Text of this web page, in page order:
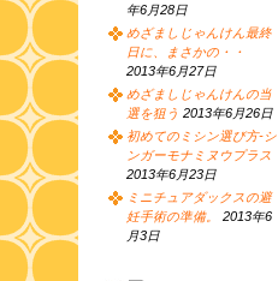
年6月28日
めざましじゃんけん最終
日に、まさかの・・
2013年6月27日
めざましじゃんけんの当
選を狙う 2013年6月26日
初めてのミシン選び方-シ
ンガーモナミヌウプラス
2013年6月23日
ミニチュアダックスの避
妊手術の準備。
2013年6
月3日